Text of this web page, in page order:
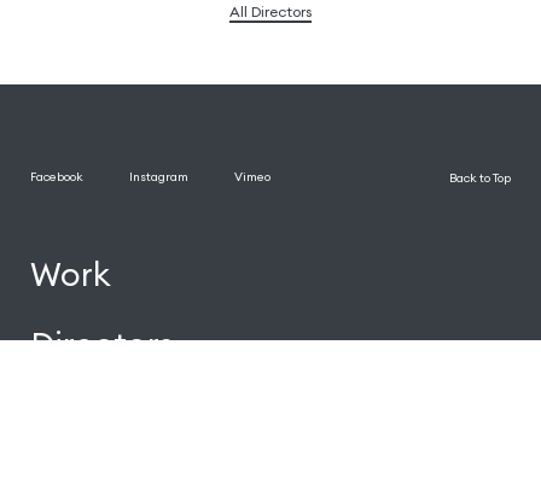
All Directors
Facebook Instagram Vimeo Back to Top
Work
Directors